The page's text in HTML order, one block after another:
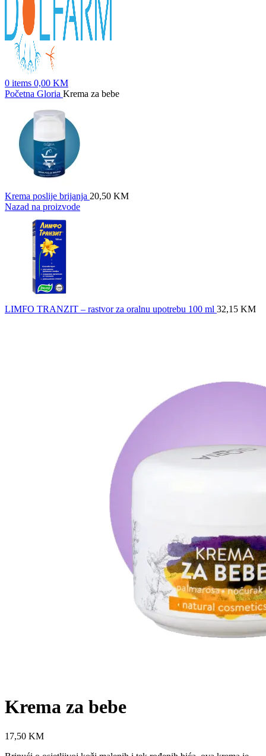
0 items 0,00 KM
Početna Gloria Krema za bebe
Krema poslije brijanja 20,50 KM
Nazad na proizvode
LIMFO TRANZIT – rastvor za oralnu upotrebu 100 ml 32,15 KM
Krema za bebe
17,50 KM